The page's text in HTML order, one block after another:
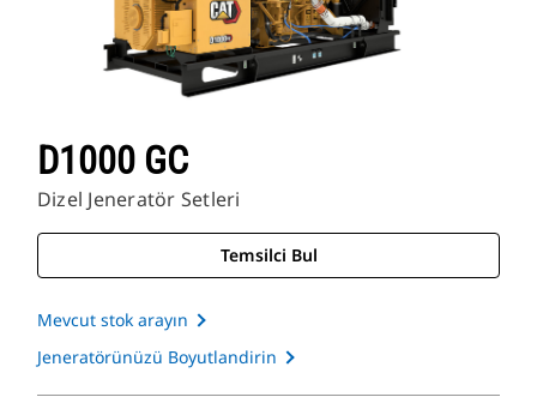
D1000 GC
Dizel Jeneratör Setleri
Temsilci Bul
Mevcut stok arayın
Jeneratörünüzü Boyutlandirin